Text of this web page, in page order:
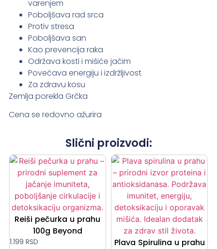
varenjem
Poboljšava rad srca
Protiv stresa
Poboljšava san
Kao prevencija raka
Održava kosti i mišiće jačim
Povećava energiju i izdržljivost
Za zdravu kosu
Zemlja porekla Grčka
Cena se redovno ažurira
Slični proizvodi:
Reiši pečurka u prahu
100g Beyond
1.199 RSD
Plava Spirulina u prahu